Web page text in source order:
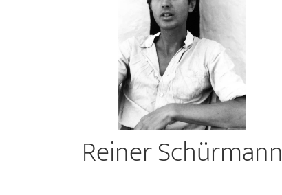
Reiner Schürmann